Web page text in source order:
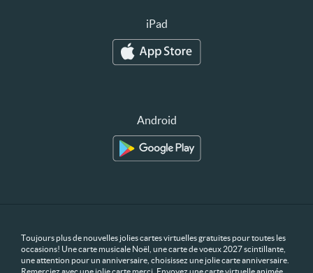
iPad
Android
Toujours plus de nouvelles jolies cartes virtuelles gratuites pour toutes les
occasions! Une carte musicale Noël, une carte de voeux 2027 scintillante,
une attention pour un anniversaire, choisissez une jolie carte anniversaire.
Remerciez avec une jolie carte merci. Envoyez une carte virtuelle animée,